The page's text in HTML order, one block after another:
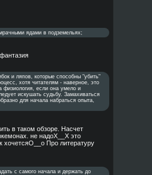
ядами в подземельях;
и ляпов, которые способны "убить"
хотя читателям - наверное, это
физиология, если она умело и
искушать судьбу. Замахиваться
для начала набраться опыта,
в таком обзоре. Насчет
не надоХ__Х это
Про литературу
с самого начала и держать до